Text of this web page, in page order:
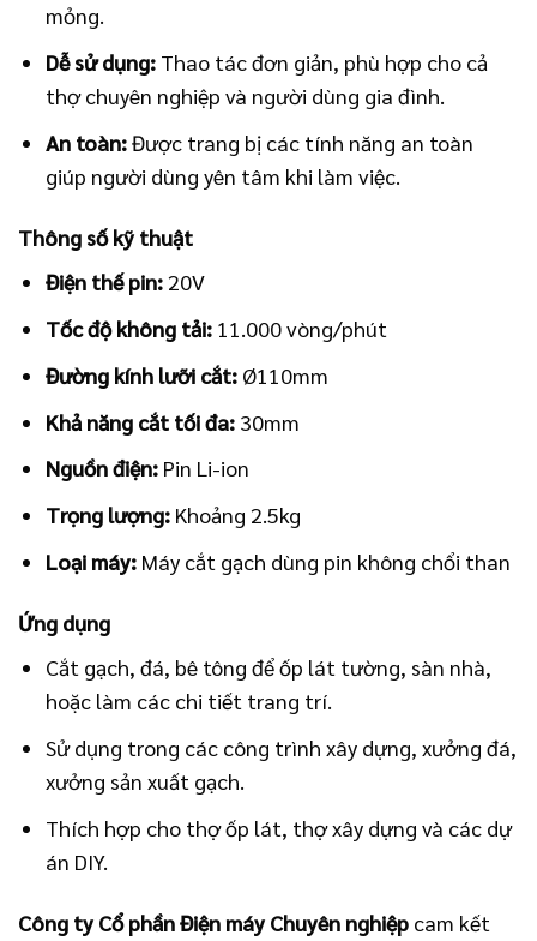
mỏng.
Dễ sử dụng: Thao tác đơn giản, phù hợp cho cả
thợ chuyên nghiệp và người dùng gia đình.
An toàn:Được trang bị các tính năng an toàn
giúp người dùng yên tâm khi làm việc.
Thông số kỹ thuật
Điện thế pin:20V
Tốc độ không tải: 11.000 vòng/phút
Đường kính lưỡi cắt: Ø110mm
Khả năng cắt tối đa: 30mm
Nguồn điện: Pin Li-ion
Trọng lượng: Khoảng 2.5kg
Loại máy: Máy cắt gạch dùng pin không chổi than
Ứng dụng
Cắt gạch, đá, bê tông để ốp lát tường, sàn nhà,
hoặc làm các chi tiết trang trí.
Sử dụng trong các công trình xây dựng, xưởng đá,
xưởng sản xuất gạch.
Thích hợp cho thợ ốp lát, thợ xây dựng và các dự
án DIY.
Công ty Cổ phần Điện máy Chuyên nghiệp cam kết